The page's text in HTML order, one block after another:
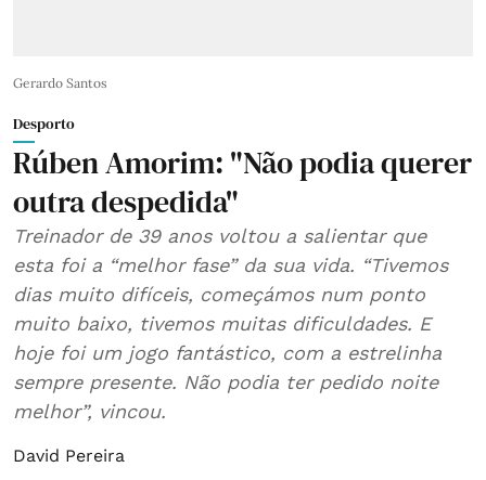
Gerardo Santos
Desporto
Rúben Amorim: "Não podia querer
outra despedida"
Treinador de 39 anos voltou a salientar que
esta foi a “melhor fase” da sua vida. “Tivemos
dias muito difíceis, começámos num ponto
muito baixo, tivemos muitas dificuldades. E
hoje foi um jogo fantástico, com a estrelinha
sempre presente. Não podia ter pedido noite
melhor”, vincou.
David Pereira